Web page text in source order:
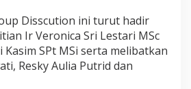
Disscution ini turut hadir
Ir Veronica Sri Lestari MSc
SPt MSi serta melibatkan
Resky Aulia Putrid dan